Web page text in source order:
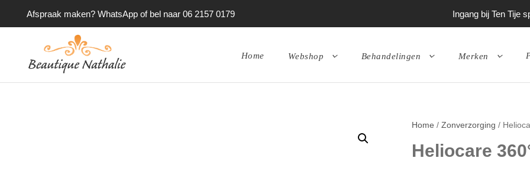
Afspraak maken? WhatsApp of bel naar 06 2157 0179 Ingang bij Ten Tije
Home Webshop Behandelingen Merken
Home / Zonverzorging /
Heliocare